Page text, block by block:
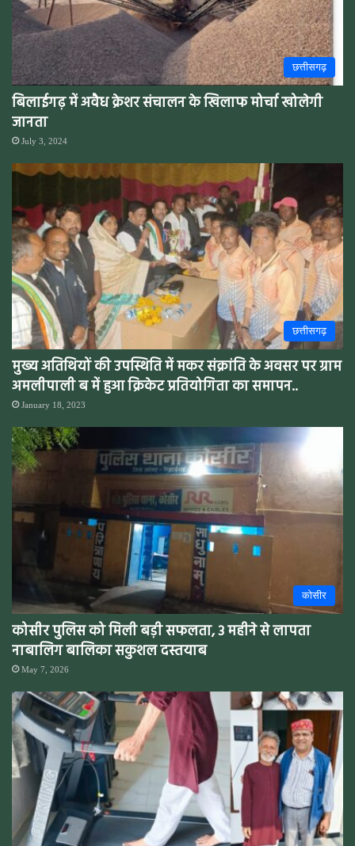
छत्तीसगढ़
बिलाईगढ़ में अवैध क्रेशर संचालन के खिलाफ मोर्चा खोलेगी
जानता
July 3, 2024
छत्तीसगढ़
मुख्य अतिथियों की उपस्थिति में मकर संक्रांति के अवसर पर ग्राम
अमलीपाली ब में हुआ क्रिकेट प्रतियोगिता का समापन..
January 18, 2023
कोसीर
कोसीर पुलिस को मिली बड़ी सफलता, 3 महीने से लापता
नाबालिग बालिका सकुशल दस्तयाब
May 7, 2026